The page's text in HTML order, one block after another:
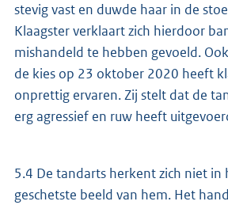
stevig vast en duwde haar in de
Klaagster verklaart zich hierdoor
mishandeld te hebben gevoeld.
de kies op 23 oktober 2020 heeft
onprettig ervaren. Zij stelt dat de
erg agressief en ruw heeft
5.4 De tandarts herkent zich niet in
geschetste beeld van hem. Het